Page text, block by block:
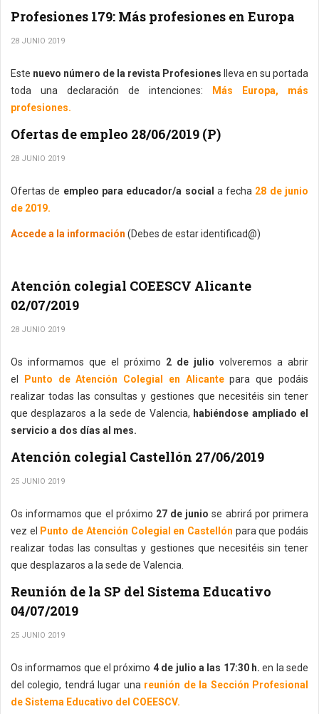
Profesiones 179: Más profesiones en Europa
28 JUNIO 2019
Este nuevo número de la revista Profesiones lleva en su portada
toda una declaración de intenciones:
Más Europa, más
profesiones.
Ofertas de empleo 28/06/2019 (P)
28 JUNIO 2019
Ofertas de empleo para educador/a social a fecha 28 de junio
de 2019.
Accede a la información (Debes de estar identificad@)
Atención colegial COEESCV Alicante
02/07/2019
28 JUNIO 2019
Os informamos que el próximo 2 de julio volveremos a abrir
el
Punto de Atención Colegial en Alicantepara que podáis
realizar todas las consultas y gestiones que necesitéis sin tener
que desplazaros a la sede de Valencia, habiéndose ampliado el
servicio a dos días al mes.
Atención colegial Castellón 27/06/2019
25 JUNIO 2019
Os informamos que el próximo 27 de junio se abrirá por primera
vez el
Punto de Atención Colegial en Castellón para que podáis
realizar todas las consultas y gestiones que necesitéis sin tener
que desplazaros a la sede de Valencia.
Reunión de la SP del Sistema Educativo
04/07/2019
25 JUNIO 2019
Os informamos que el próximo 4 de julio a las 17:30 h. en la sede
del colegio, tendrá lugar una reunión de la Sección Profesional
de Sistema Educativo del COEESCV.